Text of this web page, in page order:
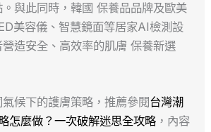
與此同時，韓國 保養品品牌及歐美
美容儀、智慧鏡面等居家AI檢測設
造安全、高效率的肌膚 保養新選
候下的護膚策略，推薦參閱台灣潮
怎麼做？一次破解迷思全攻略 ，內容